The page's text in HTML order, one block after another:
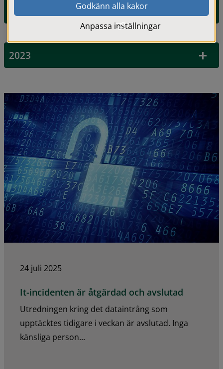
2024
2023
24 juli 2025
It-incidenten är åtgärdad och avslutad
Utredningen kring det dataintrång som
upptäcktes tidigare i veckan är avslutad. Inga
känsliga person...
Godkänn alla kakor
Anpassa inställningar